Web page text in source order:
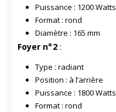
Puissance : 1200 Watts
Format : rond
Diamètre : 165 mm
Foyer n°2:
Type : radiant
Position : à l’arrière
Puissance : 1800 Watts
Format : rond